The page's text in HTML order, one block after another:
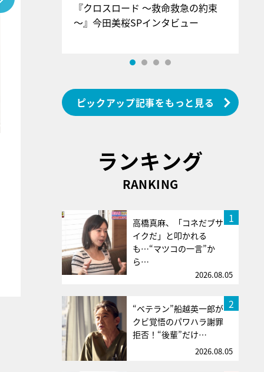
』＝LOV
インタ
『クロスロード ～救命救急の約束
～』今田美桜SPインタビュー
ピックアップ記事をもっと見る
ランキング
RANKING
1
高橋真麻、「コネだブサ
イクだ」と叩かれる
も…“マツコの一言”か
ら…
2026.08.05
2
“ベテラン”船越英一郎が
クビ覚悟のパワハラ謝罪
拒否！“後輩”だけ…
2026.08.05